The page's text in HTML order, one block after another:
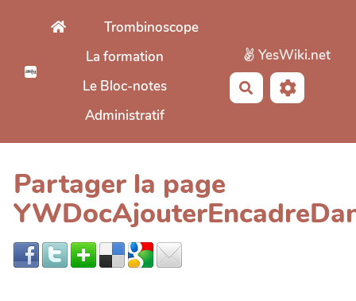
Aller au contenu principal
Trombinoscope
La formation
Le Bloc-notes
Administratif
YesWiki.net
Rechercher
Partager la page